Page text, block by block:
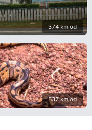
374 km od
537 km od